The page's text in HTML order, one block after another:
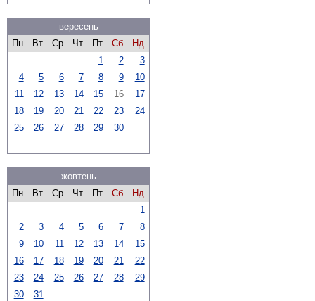
вересень
Пн
Вт Ср Чт Пт Сб
Нд
1
2
3
4
5 6 7 8 9
10
11
12 13 14 15 16
17
18
19 20 21 22 23
24
25
26 27 28 29 30
жовтень
Пн
Вт Ср Чт Пт Сб
Нд
1
2
3 4 5 6 7
8
9
10 11 12 13 14
15
16
17 18 19 20 21
22
23
24 25 26 27 28
29
30
31